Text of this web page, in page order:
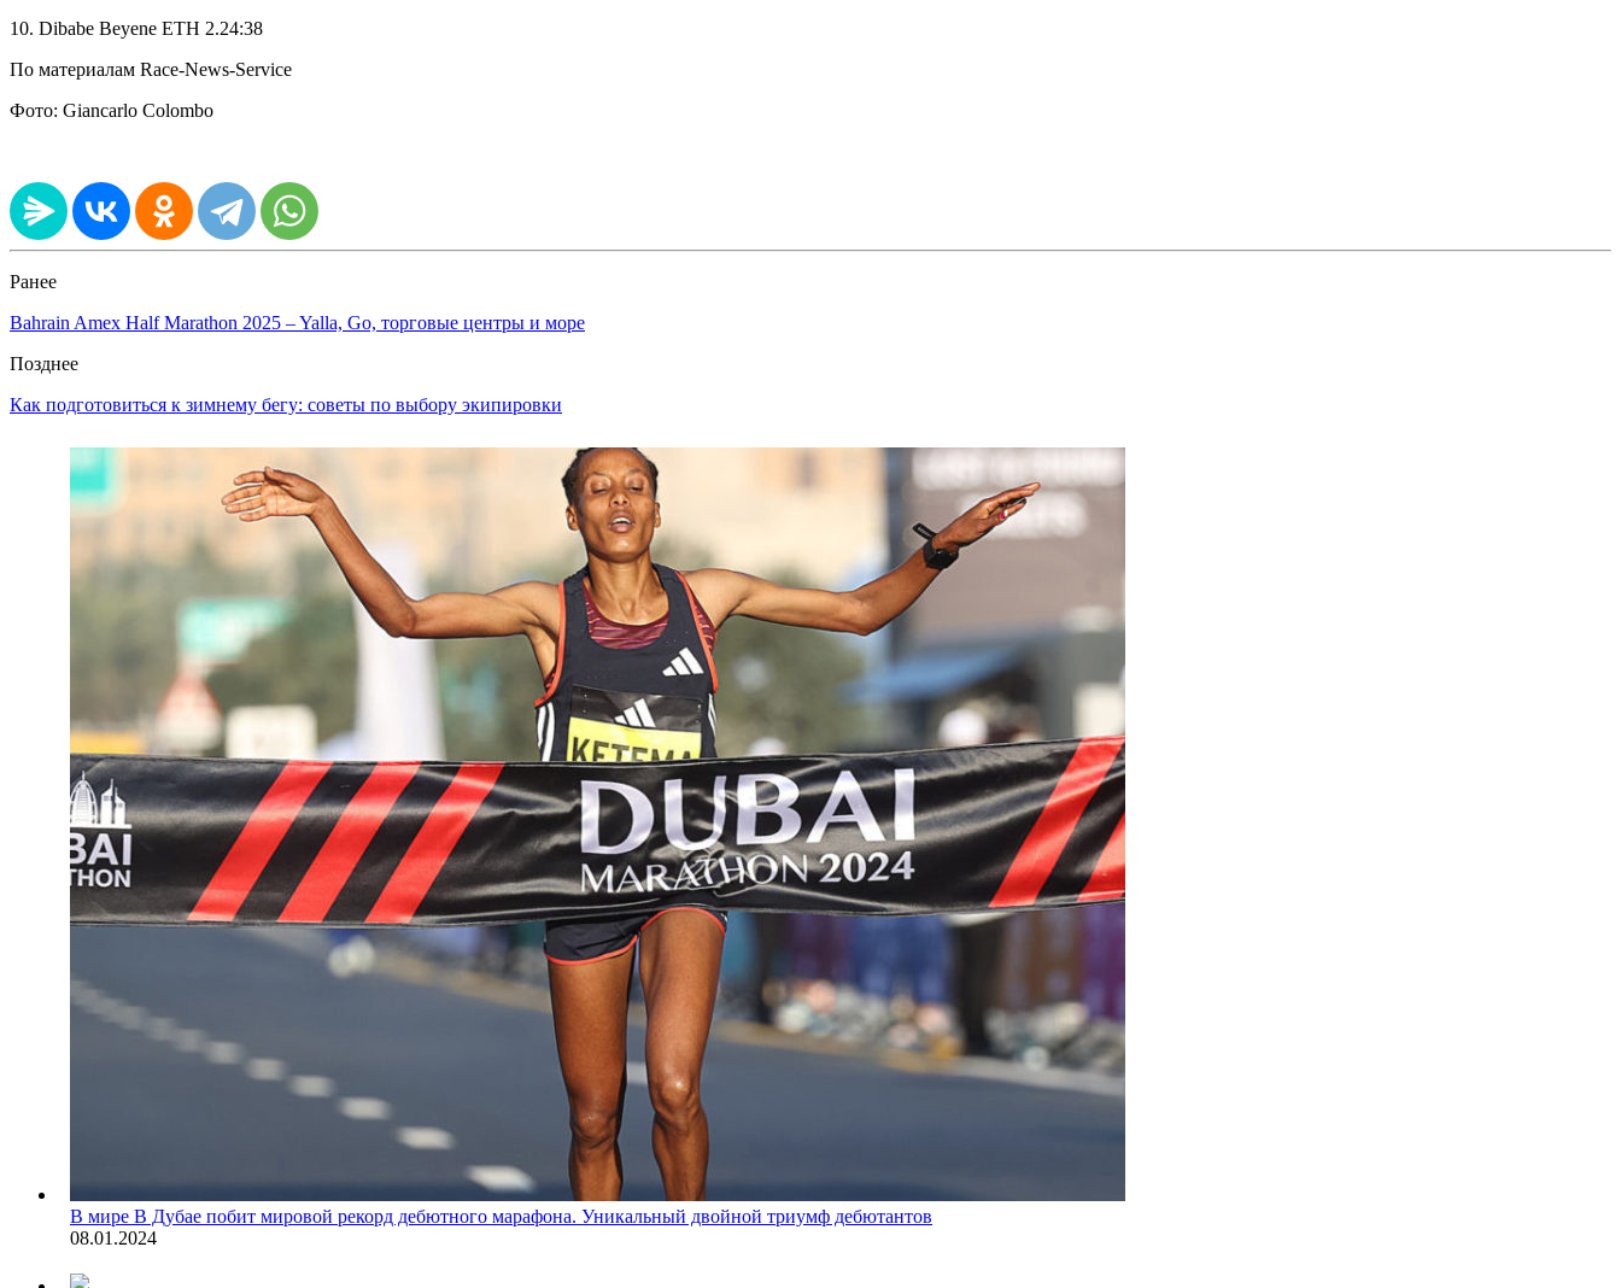
10. Dibabe Beyene ETH 2.24:38
По материалам Race-News-Service
Фото: Giancarlo Colombo
Ранее
Bahrain Amex Half Marathon 2025 – Yalla, Go, торговые центры и море
Позднее
Как подготовиться к зимнему бегу: советы по выбору экипировки
В мире В Дубае побит мировой рекорд дебютного марафона. Уникальный двойной триумф дебютантов
08.01.2024